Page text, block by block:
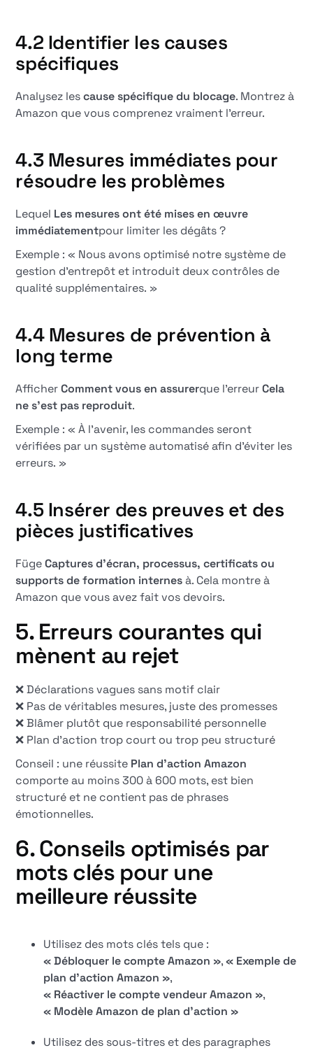
4.2 Identifier les causes
spécifiques
Analysez lescause spécifique du blocage. Montrez à
Amazon que vous comprenez vraiment l'erreur.
4.3 Mesures immédiates pour
résoudre les problèmes
Lequel Les mesures ont été mises en œuvre
immédiatementpour limiter les dégâts ?
Exemple : « Nous avons optimisé notre système de
gestion d'entrepôt et introduit deux contrôles de
qualité supplémentaires. »
4.4 Mesures de prévention à
long terme
AfficherComment vous en assurerque l'erreurCela
ne s'est pas reproduit.
Exemple : « À l'avenir, les commandes seront
vérifiées par un système automatisé afin d'éviter les
erreurs. »
4.5 Insérer des preuves et des
pièces justificatives
FügeCaptures d'écran, processus, certificats ou
supports de formation internesà. Cela montre à
Amazon que vous avez fait vos devoirs.
5. Erreurs courantes qui
mènent au rejet
❌ Déclarations vagues sans motif clair
❌ Pas de véritables mesures, juste des promesses
❌ Blâmer plutôt que responsabilité personnelle
❌ Plan d'action trop court ou trop peu structuré
Conseil : une réussite Plan d'action Amazon
comporte au moins 300 à 600 mots, est bien
structuré et ne contient pas de phrases
émotionnelles.
6. Conseils optimisés par
mots clés pour une
meilleure réussite
Utilisez des mots clés tels que :
« Débloquer le compte Amazon »,« Exemple de
plan d'action Amazon »,
« Réactiver le compte vendeur Amazon »,
« Modèle Amazon de plan d'action »
Utilisez des sous-titres et des paragraphes